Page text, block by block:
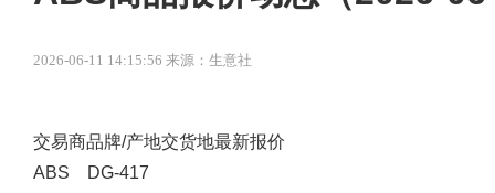
2026-06-11 14:15:56 来源：生意社
交易商品牌/产地交货地最新报价
ABS DG-417